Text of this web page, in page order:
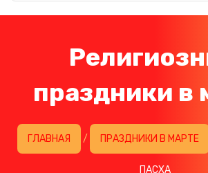
праздники в
ГЛАВНАЯ / ПРАЗДНИКИ В МАРТЕ
ПАСХА